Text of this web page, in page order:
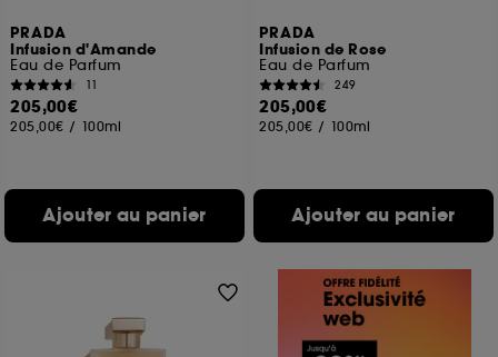
PRADA
Infusion d'Amande
Eau de Parfum
11
205,00€
205,00€ / 100ml
Ajouter au panier
PRADA
Infusion de Rose
Eau de Parfum
249
205,00€
205,00€ / 100ml
Ajouter au panier